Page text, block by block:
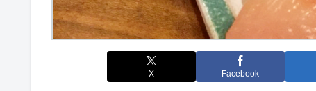
X Facebook